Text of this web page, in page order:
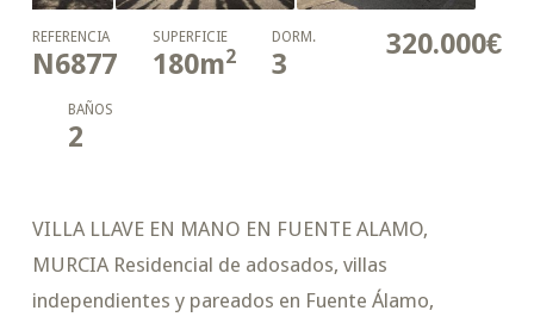
320.000€
REFERENCIA
N6877
SUPERFICIE
180m2
DORM.
3
BAÑOS
2
VILLA LLAVE EN MANO EN FUENTE ALAMO,
MURCIA Residencial de adosados, villas
independientes y pareados en Fuente Álamo,